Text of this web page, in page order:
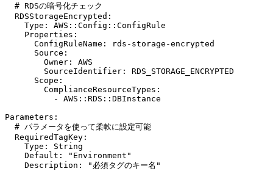
  # RDSの暗号化チェック
  RDSStorageEncrypted:
    Type: AWS::Config::ConfigRule
    Properties:
      ConfigRuleName: rds-storage-encrypted
      Source:
        Owner: AWS
        SourceIdentifier: RDS_STORAGE_ENCRYPTED
      Scope:
        ComplianceResourceTypes:
          - AWS::RDS::DBInstance
Parameters:
  # パラメータを使って柔軟に設定可能
  RequiredTagKey:
    Type: String
    Default: "Environment"
    Description: "必須タグのキー名"